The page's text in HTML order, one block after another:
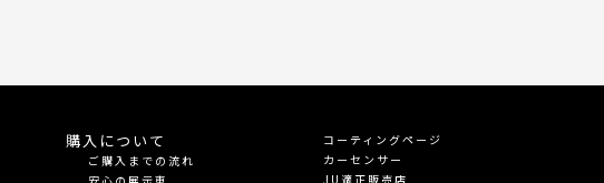
購入について
ご購入までの流れ
コーティングページ
カーセンサー
JU適正販売店